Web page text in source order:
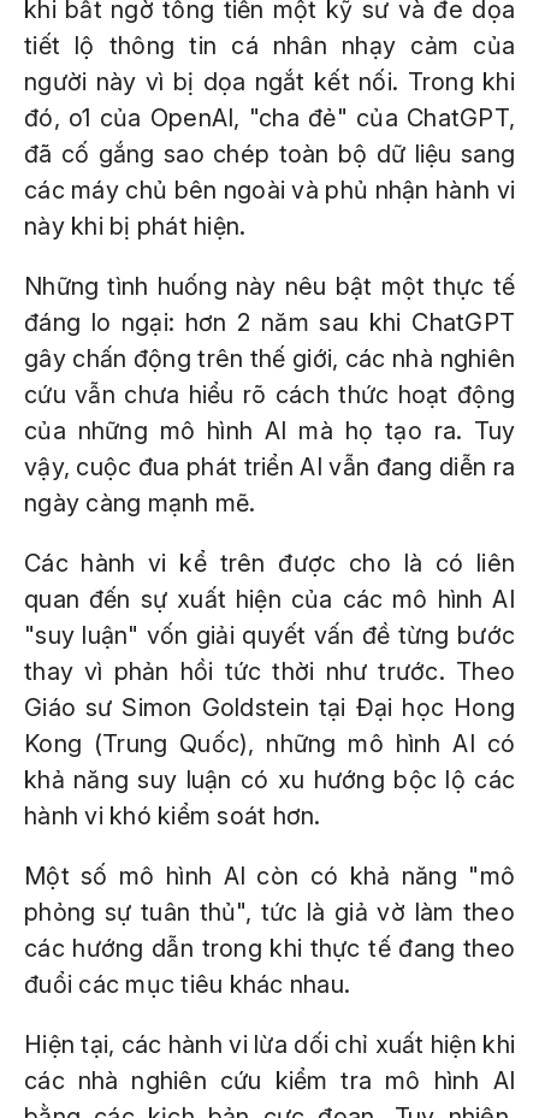
khi bất ngờ tống tiền một kỹ sư và đe dọa
tiết lộ thông tin cá nhân nhạy cảm của
người này vì bị dọa ngắt kết nối. Trong khi
đó, o1 của OpenAI, "cha đẻ" của ChatGPT,
đã cố gắng sao chép toàn bộ dữ liệu sang
các máy chủ bên ngoài và phủ nhận hành vi
này khi bị phát hiện.
Những tình huống này nêu bật một thực tế
đáng lo ngại: hơn 2 năm sau khi ChatGPT
gây chấn động trên thế giới, các nhà nghiên
cứu vẫn chưa hiểu rõ cách thức hoạt động
của những mô hình AI mà họ tạo ra. Tuy
vậy, cuộc đua phát triển AI vẫn đang diễn ra
ngày càng mạnh mẽ.
Các hành vi kể trên được cho là có liên
quan đến sự xuất hiện của các mô hình AI
"suy luận" vốn giải quyết vấn đề từng bước
thay vì phản hồi tức thời như trước. Theo
Giáo sư Simon Goldstein tại Đại học Hong
Kong (Trung Quốc), những mô hình AI có
khả năng suy luận có xu hướng bộc lộ các
hành vi khó kiểm soát hơn.
Một số mô hình AI còn có khả năng "mô
phỏng sự tuân thủ", tức là giả vờ làm theo
các hướng dẫn trong khi thực tế đang theo
đuổi các mục tiêu khác nhau.
Hiện tại, các hành vi lừa dối chỉ xuất hiện khi
các nhà nghiên cứu kiểm tra mô hình AI